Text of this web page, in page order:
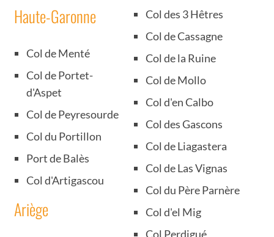
Haute-Garonne
Col de Menté
Col de Portet-
d'Aspet
Col de Peyresourde
Col du Portillon
Port de Balès
Col d'Artigascou
Ariège
Col des 3 Hêtres
Col de Cassagne
Col de la Ruine
Col de Mollo
Col d'en Calbo
Col des Gascons
Col de Liagastera
Col de Las Vignas
Col du Père Parnère
Col d'el Mig
Col Perdigué